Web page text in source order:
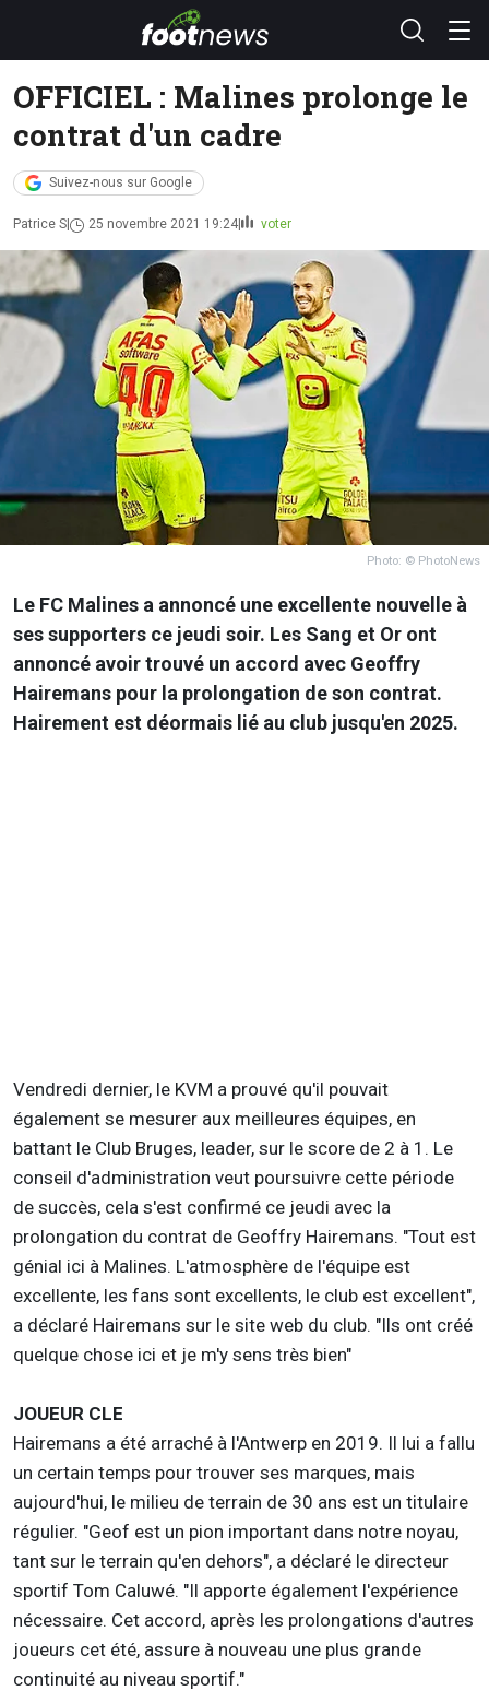
OFFICIEL : Malines prolonge le
contrat d'un cadre
Suivez-nous sur Google
Patrice S 25 novembre 2021 19:24 voter
Photo: © PhotoNews
Le FC Malines a annoncé une excellente nouvelle à
ses supporters ce jeudi soir. Les Sang et Or ont
annoncé avoir trouvé un accord avec Geoffry
Hairemans pour la prolongation de son contrat.
Hairement est déormais lié au club jusqu'en 2025.
Vendredi dernier, le KVM a prouvé qu'il pouvait
également se mesurer aux meilleures équipes, en
battant le Club Bruges, leader, sur le score de 2 à 1. Le
conseil d'administration veut poursuivre cette période
de succès, cela s'est confirmé ce jeudi avec la
prolongation du contrat de Geoffry Hairemans. "Tout est
génial ici à Malines. L'atmosphère de l'équipe est
excellente, les fans sont excellents, le club est excellent",
a déclaré Hairemans sur le site web du club. "Ils ont créé
quelque chose ici et je m'y sens très bien"
JOUEUR CLE
Hairemans a été arraché à l'Antwerp en 2019. Il lui a fallu
un certain temps pour trouver ses marques, mais
aujourd'hui, le milieu de terrain de 30 ans est un titulaire
régulier. "Geof est un pion important dans notre noyau,
tant sur le terrain qu'en dehors", a déclaré le directeur
sportif Tom Caluwé. "Il apporte également l'expérience
nécessaire. Cet accord, après les prolongations d'autres
joueurs cet été, assure à nouveau une plus grande
continuité au niveau sportif."